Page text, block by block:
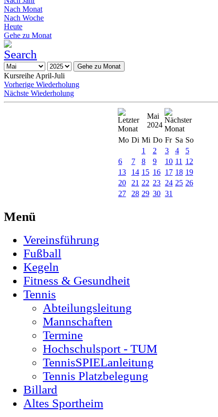
Nach Monat
Nach Woche
Heute
Gehe zu Monat
Gehe zu Monat
Kursreihe April-Juli
Vorherige Wiederholung
Nächste Wiederholung
Mai
2024
Mo Di Mi Do Fr Sa So
1
2 3 4
5
6
7 8 9 10 11 12
13
14 15 16 17 18 19
20
21 22 23 24 25 26
27
28 29 30 31
Menü
Vereinsführung
Fußball
Kegeln
Fitness & Gesundheit
Tennis
Abteilungsleitung
Mannschaften
Termine
Hochschulsport - TUM
TennisSPIELanleitung
Tennis Platzbelegung
Billard
Altes Sportheim